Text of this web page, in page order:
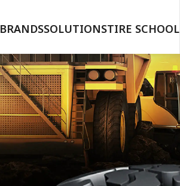
BRANDSSOLUTIONSTIRE SCHOOL